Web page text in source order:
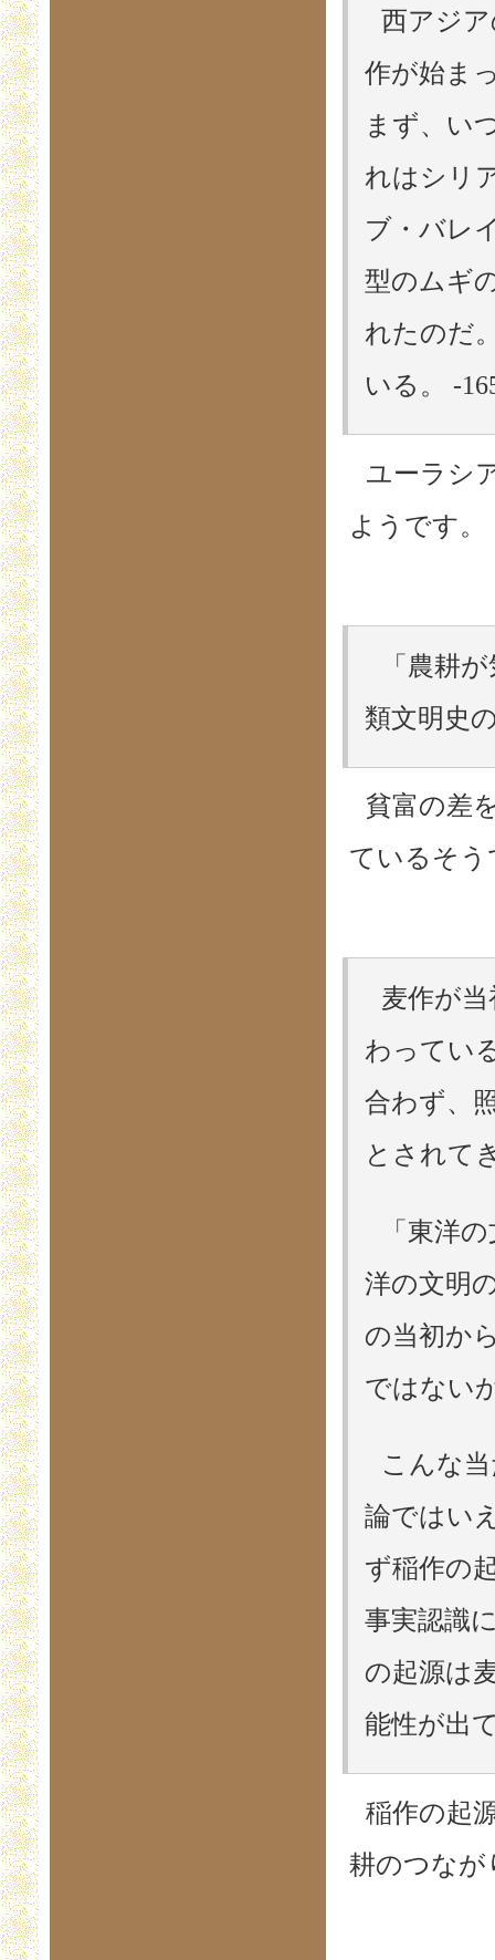
西アジ
作が始ま
まず、い
れはシリ
ブ・バレ
型のムギ
れたのだ
いる。 -
ユーラシ
ようです。
「農耕
類文明史
貧富の差
ているそう
麦作が
わってい
合わず、
とされて
「東洋
洋の文明
の当初か
ではない
こんな
論ではい
ず稲作の
事実認識
の起源は
能性が出
稲作の起
耕のつなが